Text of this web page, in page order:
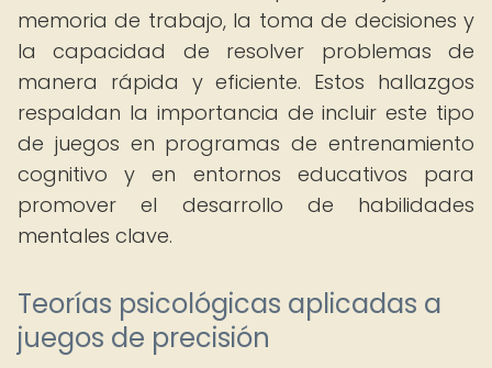
memoria de trabajo, la toma de decisiones y
la capacidad de resolver problemas de
manera rápida y eficiente. Estos hallazgos
respaldan la importancia de incluir este tipo
de juegos en programas de entrenamiento
cognitivo y en entornos educativos para
promover el desarrollo de habilidades
mentales clave.
Teorías psicológicas aplicadas a
juegos de precisión